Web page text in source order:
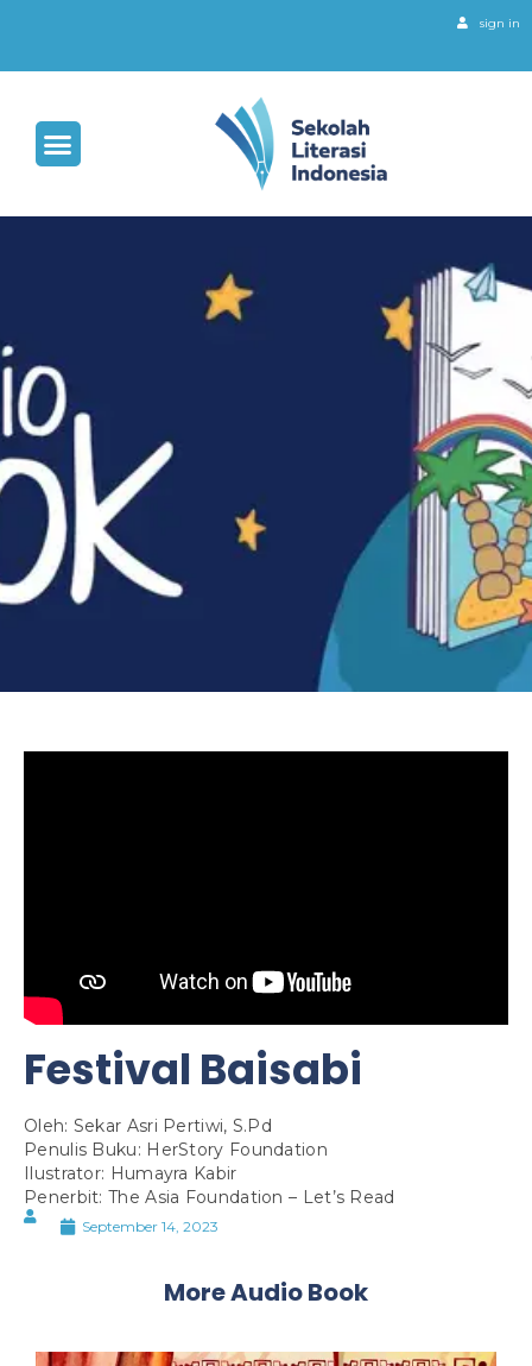
sign in
Festival Baisabi
Oleh: Sekar Asri Pertiwi, S.Pd
Penulis Buku: HerStory Foundation
Ilustrator: Humayra Kabir
Penerbit: The Asia Foundation – Let’s Read
September 14, 2023
More Audio Book